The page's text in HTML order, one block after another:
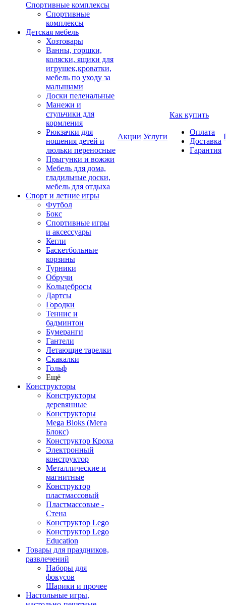
Спортивные комплексы
Спортивные
комплексы
Детская мебель
Хозтовары
Ванны, горшки,
коляски, ящики для
игрушек,кроватки,
мебель по уходу за
малышами
Доски пеленальные
Манежи и
стульчики для
кормления
Рюкзачки для
ношения детей и
люльки переносные
Прыгунки и вожжи
Мебель для дома,
гладильные доски,
мебель для отдыха
Спорт и летние игры
Футбол
Бокс
Спортивные игры
и аксессуары
Кегли
Баскетбольные
корзины
Турники
Обручи
Кольцебросы
Дартсы
Городки
Теннис и
бадминтон
Бумеранги
Гантели
Летающие тарелки
Скакалки
Гольф
Ещё
Конструкторы
Конструкторы
деревянные
Конструкторы
Mega Bloks (Мега
Блокс)
Конструктор Кроха
Электронный
конструктор
Металлические и
магнитные
Конструктор
пластмассовый
Пластмассовые -
Стена
Конструктор Lego
Конструктор Lego
Education
Товары для праздников,
развлечений
Наборы для
фокусов
Шарики и прочее
Настольные игры,
Акции Услуги
Как купить
Оплата
Доставка
Гарантия